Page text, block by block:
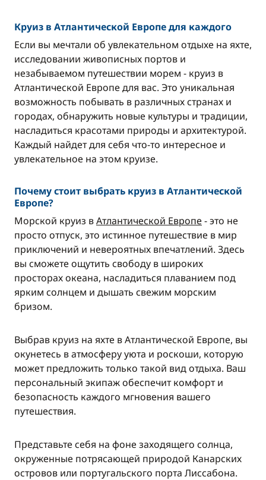
Круиз в Атлантической Европе для каждого
Если вы мечтали об увлекательном отдыхе на яхте,
исследовании живописных портов и
незабываемом путешествии морем - круиз в
Атлантической Европе для вас. Это уникальная
возможность побывать в различных странах и
городах, обнаружить новые культуры и традиции,
насладиться красотами природы и архитектурой.
Каждый найдет для себя что-то интересное и
увлекательное на этом круизе.
Почему стоит выбрать круиз в Атлантической
Европе?
Морской круиз вАтлантической Европе - это не
просто отпуск, это истинное путешествие в мир
приключений и невероятных впечатлений. Здесь
вы сможете ощутить свободу в широких
просторах океана, насладиться плаванием под
ярким солнцем и дышать свежим морским
бризом.
Выбрав круиз на яхте в Атлантической Европе, вы
окунетесь в атмосферу уюта и роскоши, которую
может предложить только такой вид отдыха. Ваш
персональный экипаж обеспечит комфорт и
безопасность каждого мгновения вашего
путешествия.
Представьте себя на фоне заходящего солнца,
окруженные потрясающей природой Канарских
островов или португальского порта Лиссабона.